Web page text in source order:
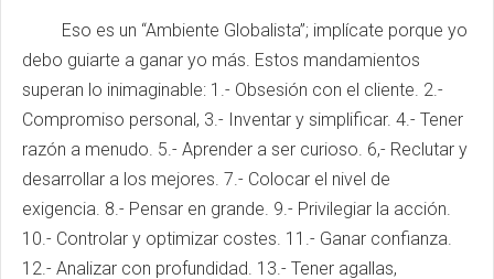
Eso es un “Ambiente Globalista”; implícate porque yo
debo guiarte a ganar yo más. Estos mandamientos
superan lo inimaginable: 1.- Obsesión con el cliente. 2.-
Compromiso personal, 3.- Inventar y simplificar. 4.- Tener
razón a menudo. 5.- Aprender a ser curioso. 6,- Reclutar y
desarrollar a los mejores. 7.- Colocar el nivel de
exigencia. 8.- Pensar en grande. 9.- Privilegiar la acción.
10.- Controlar y optimizar costes. 11.- Ganar confianza.
12.- Analizar con profundidad. 13.- Tener agallas,